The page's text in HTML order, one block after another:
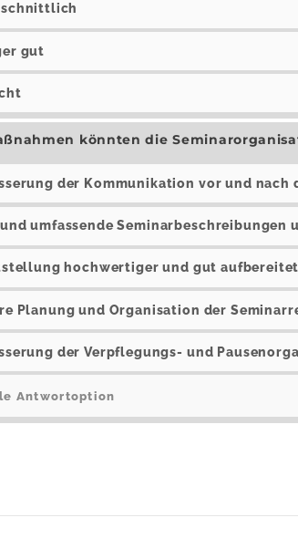
gut
könnten die
der Kommunikation vor und nach
umfassende Seminarbeschreibungen
hochwertiger und gut
Planung und Organisation der
der Verpflegungs- und